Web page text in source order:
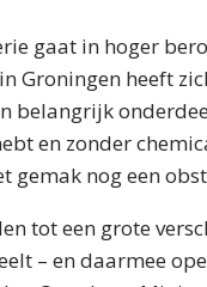
gaat in hoger
Groningen heeft
belangrijk
en zonder
gemak nog een
tot een grote
– en daarmee